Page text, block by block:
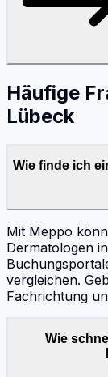
Häufige
Lübeck
Wie finde ich
Mit Meppo
Dermatologen
vergleichen.
Fachrichtung
Wie